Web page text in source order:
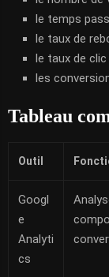
le temps
le taux de
le taux de
les
Tableau
Outil
Googl
e
Analyti
cs